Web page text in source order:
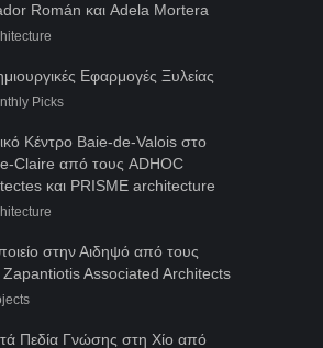
Román και Adela Mortera
Εφαρμογές Ξυλείας
Picks
Κέντρο Baie-de-Valois στο
Claire από τους ADHOC
και PRISME architecture
στην Αιδηψό από τους
Zapantiotis Associated Architects
Πεδία Γνώσης στη Χίο από